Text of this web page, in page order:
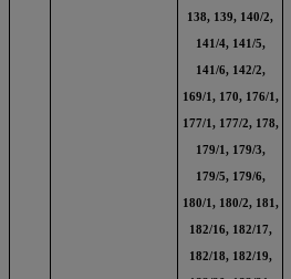
138, 139, 140/2,
141/4, 141/5,
141/6, 142/2,
169/1, 170, 176/1,
177/1, 177/2, 178,
179/1, 179/3,
179/5, 179/6,
180/1, 180/2, 181,
182/16, 182/17,
182/18, 182/19,